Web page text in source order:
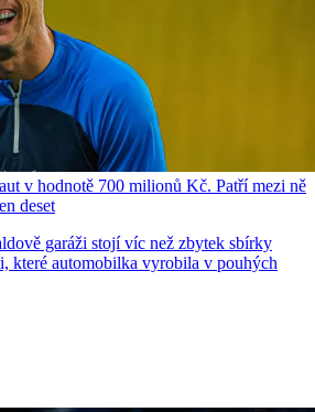
v hodnotě 700 milionů Kč. Patří mezi ně
deset
garáži stojí víc než zbytek sbírky
které automobilka vyrobila v pouhých